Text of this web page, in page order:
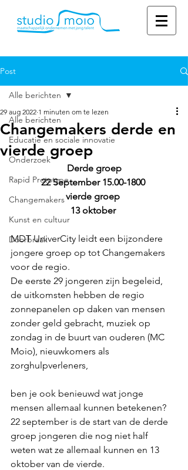
Post
Alle berichten
Educatie en sociale innovatie
Onderzoek
Rapid Prototype
Changemakers
Kunst en cultuur
Doorbraak
Alle berichten
Changemakers derde en
vierde groep
29 aug 2022 1 minuten om te lezen
Derde groep
22 September 15.00-1800
vierde groep
13 oktober
MDT UniverCity leidt een bijzondere
jongere groep op tot Changemakers
voor de regio.
De eerste 29 jongeren zijn begeleid,
de uitkomsten hebben de regio
zonnepanelen op daken van mensen
zonder geld gebracht, muziek op
zondag in de buurt van ouderen (MC
Moio), nieuwkomers als
zorghulpverleners,
ben je ook benieuwd wat jonge
mensen allemaal kunnen betekenen?
22 september is de start van de derde
groep jongeren die nog niet half
weten wat ze allemaal kunnen en 13
oktober van de vierde.